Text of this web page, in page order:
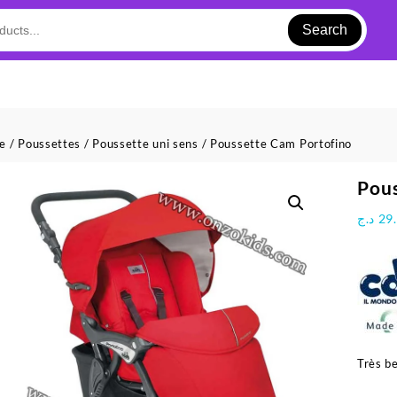
Search
/ Poussettes / Poussette uni sens / Poussette Cam Portofino
د.ج
Très